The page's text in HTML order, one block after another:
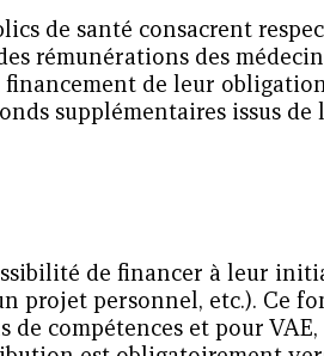
de santé consacrent
rémunérations des
de leur
supplémentaires issus de
de financer à leur
­projet personnel, etc.). Ce
de compétences et pour VAE,